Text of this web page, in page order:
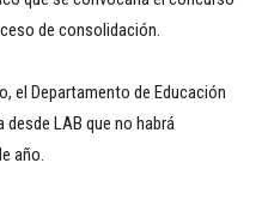
de consolidación.
el Departamento de Educación
LAB que no habrá
año.